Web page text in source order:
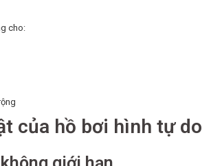
cho:
của hồ bơi hình tự do